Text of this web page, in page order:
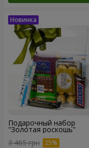
Подарочный набор
"Золотая роскошь"
3 465 грн